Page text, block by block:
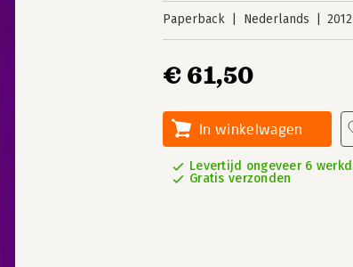
Paperback Nederlands 2012
€ 61,50
In winkelwagen
Levertijd ongeveer 6
Gratis verzonden